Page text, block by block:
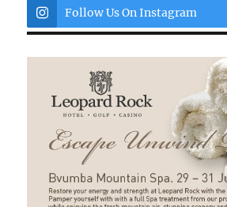
Follow Us On Instagram